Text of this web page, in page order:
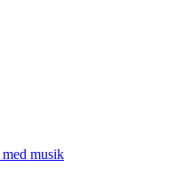
musik